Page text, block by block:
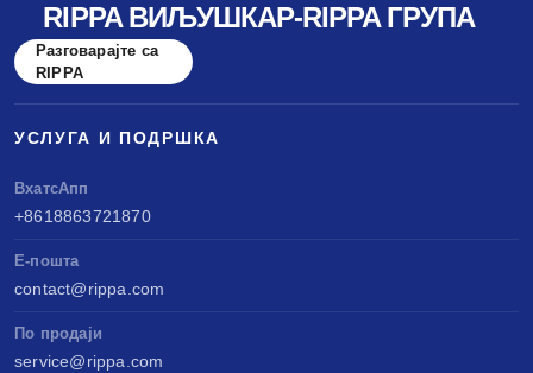
RIPPA ВИЉУШКАР-RIPPA ГРУПА
Разговарајте са
RIPPA
УСЛУГА И ПОДРШКА
ВхатсАпп
+8618863721870
Е-пошта
contact@rippa.com
По продаји
service@rippa.com